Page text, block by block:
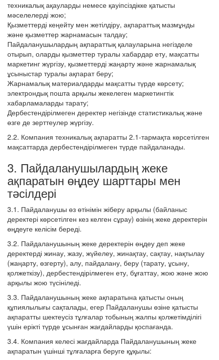
техникалық ақауларды немесе қауіпсіздікке қатысты
мәселелерді жою;
Қызметтерді кеңейту мен жетілдіру, ақпараттық мазмұнды
және қызметтер жарнамасын талдау;
Пайдаланушылардың ақпараттық қалауларына негізделе
отырып, оларды қызметтер туралы хабардар ету, мақсатты
маркетинг жүргізу, қызметтерді жаңарту және жарнамалық
ұсыныстар туралы ақпарат беру;
Жарнамалық материалдарды мақсатты түрде көрсету;
электрондық пошта арқылы жекелеген маркетингтік
хабарламаларды тарату;
Дербестендірілмеген деректер негізінде статистикалық және
өзге де зерттеулер жүргізу.
2.2. Компания техникалық ақпаратты 2.1‑тармақта көрсетілген
мақсаттарда дербестендірілмеген түрде пайдаланады.
3. Пайдаланушылардың жеке
ақпаратын өңдеу шарттары мен
тәсілдері
3.1. Пайдаланушы өз өтінімін жіберу арқылы (байланыс
деректері көрсетілген кез келген сұрау) өзінің жеке деректерін
өңдеуге келісім береді.
3.2. Пайдаланушының жеке деректерін өңдеу деп жеке
деректерді жинау, жазу, жүйелеу, жинақтау, сақтау, нақтылау
(жаңарту, өзгерту), алу, пайдалану, беру (тарату, ұсыну,
қолжеткізу), дербестендірілмеген ету, бұғаттау, жою және жою
арқылы жою түсініледі.
3.3. Пайдаланушының жеке ақпаратына қатысты оның
құпиялылығы сақталады, егер Пайдаланушы өзіне қатысты
ақпаратты шектеусіз тұлғалар тобының жалпы қолжетімділігі
үшін ерікті түрде ұсынған жағдайларды қоспағанда.
3.4. Компания келесі жағдайларда Пайдаланушының жеке
ақпаратын үшінші тұлғаларға беруге құқылы: